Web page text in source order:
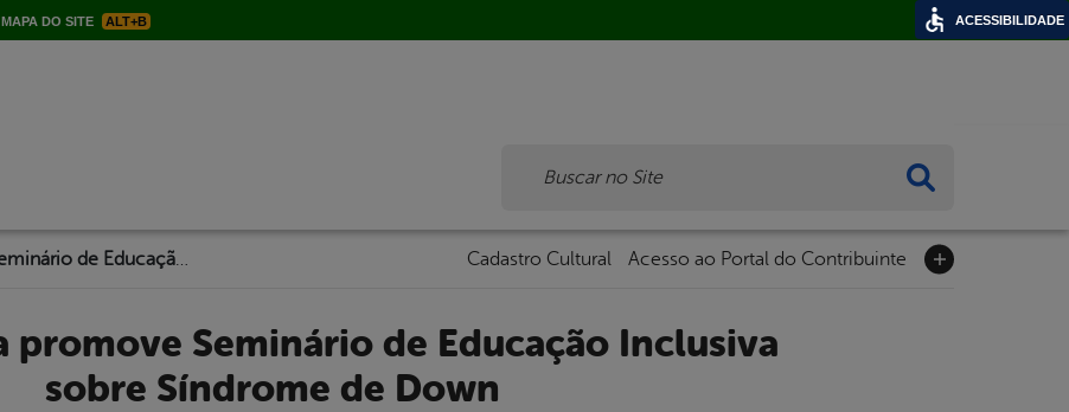
MAPA DO SITE ALT+B
Cadastro Cultural Acesso ao Portal do Contribuinte
sobre Síndrome de Down
ACESSIBILIDADE